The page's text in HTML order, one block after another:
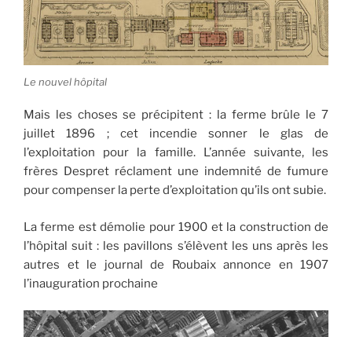
Le nouvel hôpital
Mais les choses se précipitent : la ferme brûle le 7
juillet 1896 ; cet incendie sonner le glas de
l’exploitation pour la famille. L’année suivante, les
frères Despret réclament une indemnité de fumure
pour compenser la perte d’exploitation qu’ils ont subie.
La ferme est démolie pour 1900 et la construction de
l’hôpital suit : les pavillons s’élèvent les uns après les
autres et le journal de Roubaix annonce en 1907
l’inauguration prochaine